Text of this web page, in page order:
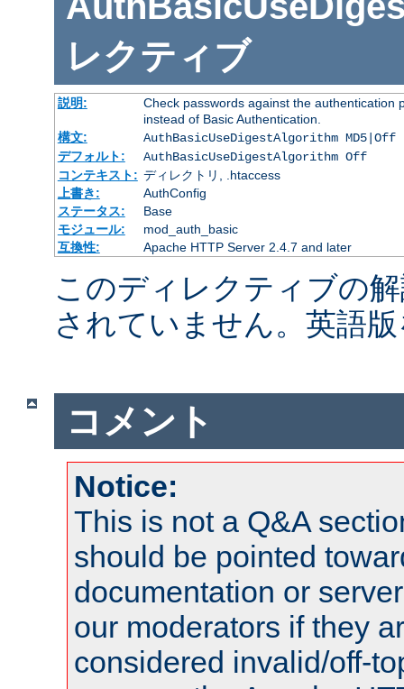
レクティブ
説明:
Check passwords against the authentication
instead of Basic Authentication.
構文:
AuthBasicUseDigestAlgorithm MD5|Off
デフォルト:
AuthBasicUseDigestAlgorithm Off
コンテキスト: ディレクトリ, .htaccess
上書き:
AuthConfig
ステータス:
Base
モジュール:
mod_auth_basic
互換性:
Apache HTTP Server 2.4.7 and later
このディレクティブの
されていません。英語
コメント
Notice:
This is not a Q&A
should be pointed
documentation or
our moderators if they
considered invalid/off-